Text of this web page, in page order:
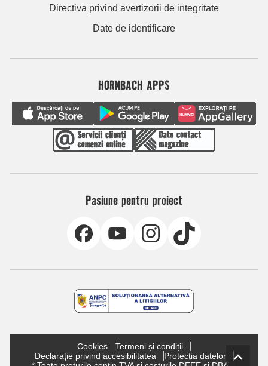
Directiva privind avertizorii de integritate
Date de identificare
HORNBACH APPS
Pasiune pentru proiect
Cookies
Termeni și condiții
Declarație privind accesibilitatea
Protecția datelor